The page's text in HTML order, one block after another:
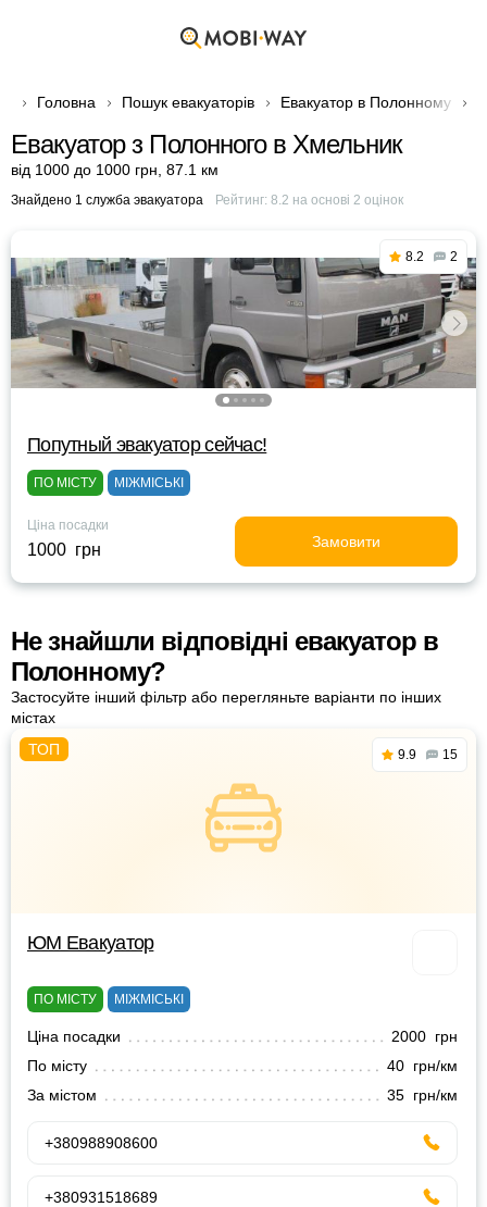
Головна Пошук евакуаторів Евакуатор в Полонному
Евакуатор з Полонного в Хмельник
від 1000 до 1000 грн 87.1 км
Знайдено 1 служба эвакуатора Рейтинг: 8.2 на основі 2 оцінок
8.2 2
Попутный эвакуатор сейчас!
ПО МІСТУ МІЖМІСЬКІ
Ціна посадки
1000 грн Замовити
Не знайшли відповідні евакуатор в
Полонному?
Застосуйте інший фільтр або перегляньте варіанти по інших
містах
9.9 15
ЮМ Евакуатор
ПО МІСТУ МІЖМІСЬКІ
Ціна посадки
2000 грн
По місту
40 грн/км
За містом
35 грн/км
+380988908600
+380931518689